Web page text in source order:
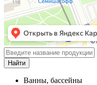
Ванны, бассейны